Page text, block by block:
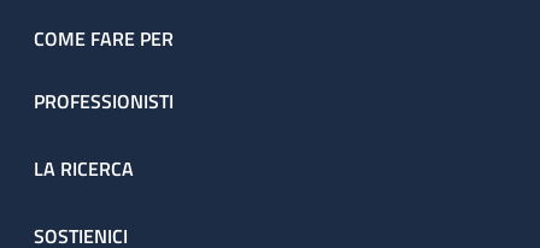
COME FARE PER
PROFESSIONISTI
LA RICERCA
SOSTIENICI